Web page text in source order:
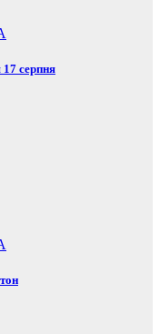
17 серпня